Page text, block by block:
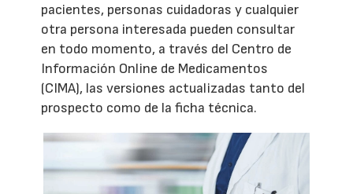
pacientes, personas cuidadoras y cualquier
otra persona interesada pueden consultar
en todo momento, a través del Centro de
Información Online de Medicamentos
(CIMA), las versiones actualizadas tanto del
prospecto como de la ficha técnica.